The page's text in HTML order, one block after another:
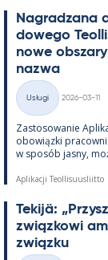
Na­gradzana
dowego
nowe
nazwa
Kategorie
Usługi
2026-03-11
Zas­to­sowa­nie
obowiązki
w sposób jasny,
Aplikacji Teollisuusliitto
Te­kijä:
związ­kowi
związku